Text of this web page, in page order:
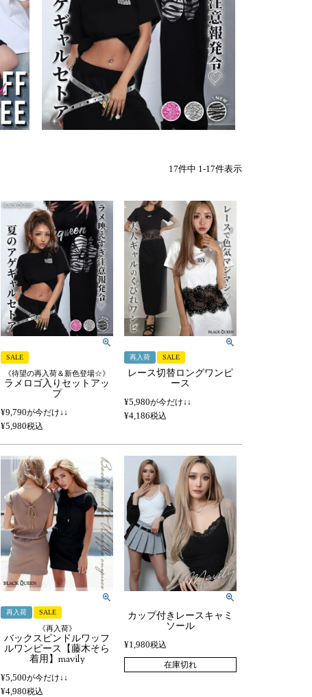
17件中 1-17件表示
SALE
《待望の再入荷＆新色登場☆》
ラメロゴ入りセットアッ
プ
¥9,790が今だけ↓↓
¥5,980税込
再入荷 SALE
レース切替ロングワンピ
ース
¥5,980が今だけ↓↓
¥4,186税込
再入荷 SALE
《再入荷》
バックスピンドルワッフ
ルワンピース【藤木そら
着用】mavily
¥5,500が今だけ↓↓
¥4,980税込
カップ付きレースキャミ
ソール
¥1,980税込
在庫切れ